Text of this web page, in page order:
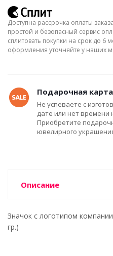
Доступна рассрочка оплаты
простой и безопасный сервис
сплитовать покупки на срок до 6
оформления уточняйте у наших
Подарочная карта
Не успеваете с
дате или нет времени
Приобретите
ювелирного
Описание
Значок с логотипом
гр.)